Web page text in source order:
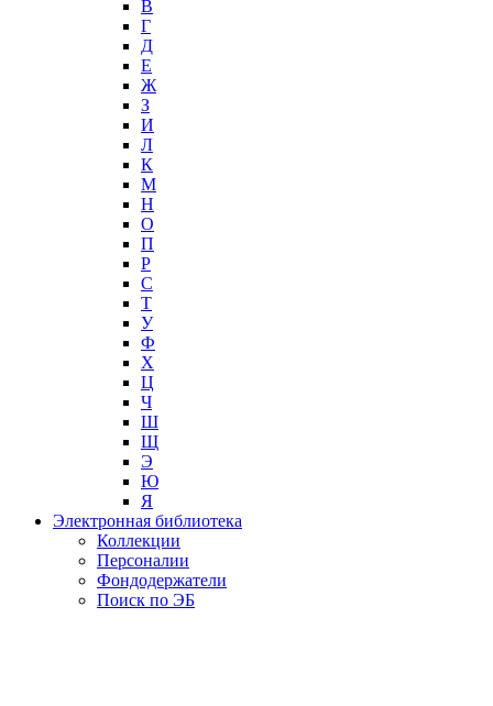
В
Г
Д
Е
Ж
З
И
Л
К
М
Н
О
П
Р
С
Т
У
Ф
Х
Ц
Ч
Ш
Щ
Э
Ю
Я
Электронная библиотека
Коллекции
Персоналии
Фондодержатели
Поиск по ЭБ